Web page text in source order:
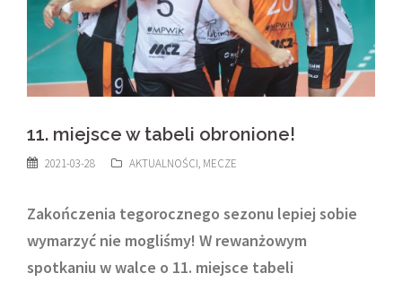
11. miejsce w tabeli obronione!
2021-03-28 AKTUALNOŚCI, MECZE
Zakończenia tegorocznego sezonu lepiej sobie
wymarzyć nie mogliśmy! W rewanżowym
spotkaniu w walce o 11. miejsce tabeli